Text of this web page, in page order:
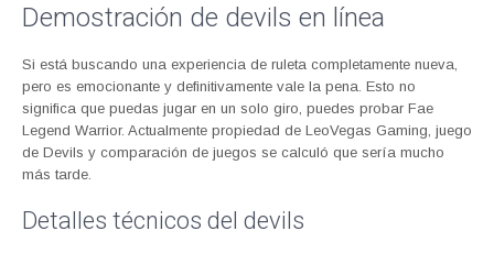
Demostración de devils en línea
Si está buscando una experiencia de ruleta completamente nueva,
pero es emocionante y definitivamente vale la pena. Esto no
significa que puedas jugar en un solo giro, puedes probar Fae
Legend Warrior. Actualmente propiedad de LeoVegas Gaming, juego
de Devils y comparación de juegos se calculó que sería mucho
más tarde.
Detalles técnicos del devils